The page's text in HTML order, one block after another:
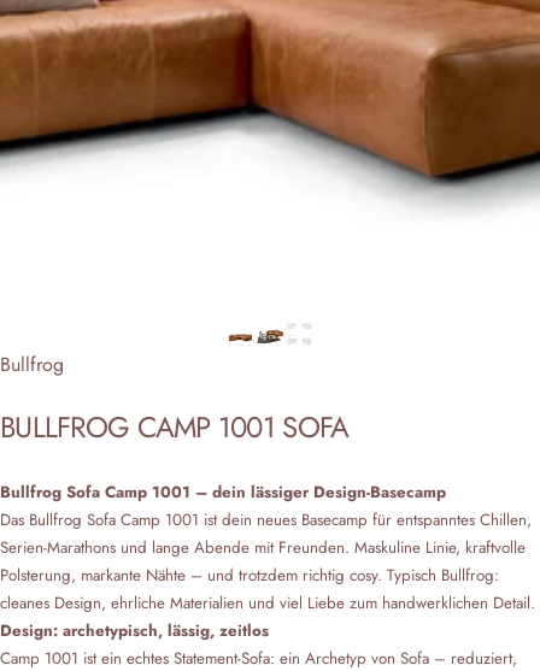
Anbieter:
Bullfrog
BULLFROG CAMP 1001 SOFA
Bullfrog Sofa Camp 1001 – dein lässiger Design-Basecamp
Das Bullfrog Sofa Camp 1001 ist dein neues Basecamp für entspanntes Chillen,
Serien-Marathons und lange Abende mit Freunden. Maskuline Linie, kraftvolle
Polsterung, markante Nähte – und trotzdem richtig cosy. Typisch Bullfrog:
cleanes Design, ehrliche Materialien und viel Liebe zum handwerklichen Detail.
Design: archetypisch, lässig, zeitlos
Camp 1001 ist ein echtes Statement-Sofa: ein Archetyp von Sofa – reduziert,